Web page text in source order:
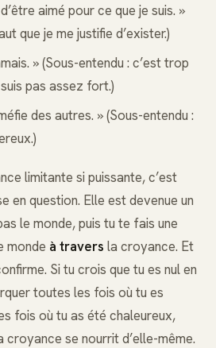
aimé pour ce que je suis. »
que je me justifie d’exister.)
» (Sous-entendu : c’est trop
pas assez fort.)
des autres. » (Sous-entendu :
limitante si puissante, c’est
en question. Elle est devenue un
le monde, puis tu te fais une
monde à travers la croyance. Et
Si tu crois que tu es nul en
toutes les fois où tu es
fois où tu as été chaleureux,
se nourrit d’elle-même.